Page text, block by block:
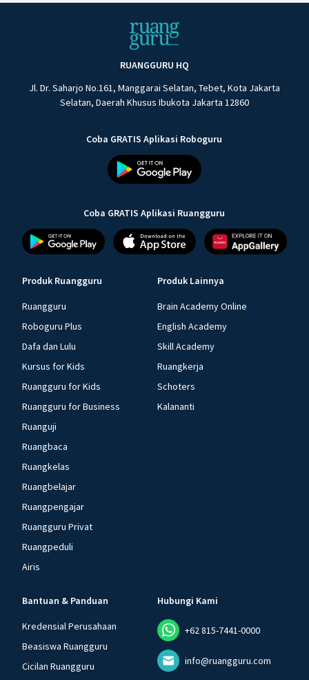
RUANGGURU HQ
Jl. Dr. Saharjo No.161, Manggarai Selatan, Tebet, Kota Jakarta
Selatan, Daerah Khusus Ibukota Jakarta 12860
Coba GRATIS Aplikasi Roboguru
Coba GRATIS Aplikasi Ruangguru
Produk Ruangguru
Ruangguru
Roboguru Plus
Dafa dan Lulu
Kursus for Kids
Ruangguru for Kids
Ruangguru for Business
Ruanguji
Ruangbaca
Ruangkelas
Ruangbelajar
Ruangpengajar
Ruangguru Privat
Ruangpeduli
Airis
Produk Lainnya
Brain Academy Online
English Academy
Skill Academy
Ruangkerja
Schoters
Kalananti
Bantuan & Panduan
Kredensial Perusahaan
Beasiswa Ruangguru
Cicilan Ruangguru
Hubungi Kami
+62 815-7441-0000
info@ruangguru.com